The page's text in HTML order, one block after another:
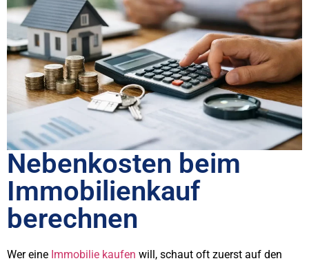
Neben­kos­ten beim
Immo­bi­li­en­kauf
berech­nen
Wer eine Immo­bi­lie kau­fen will, schaut oft zuerst auf den